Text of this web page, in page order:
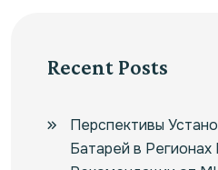
Recent Posts
Перспективы
Батарей в Регионах